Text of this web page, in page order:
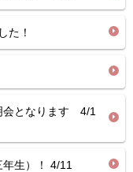
た！
会となります 4/1
生）！ 4/11